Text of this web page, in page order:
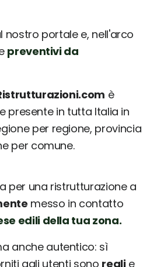
nostro portale e, nell'arco
preventivi da
è
presente in tutta Italia in
per regione, provincia
per comune.
per una ristrutturazione a
messo in contatto
edili della tua zona.
anche autentico: sì
agli utenti sono realie